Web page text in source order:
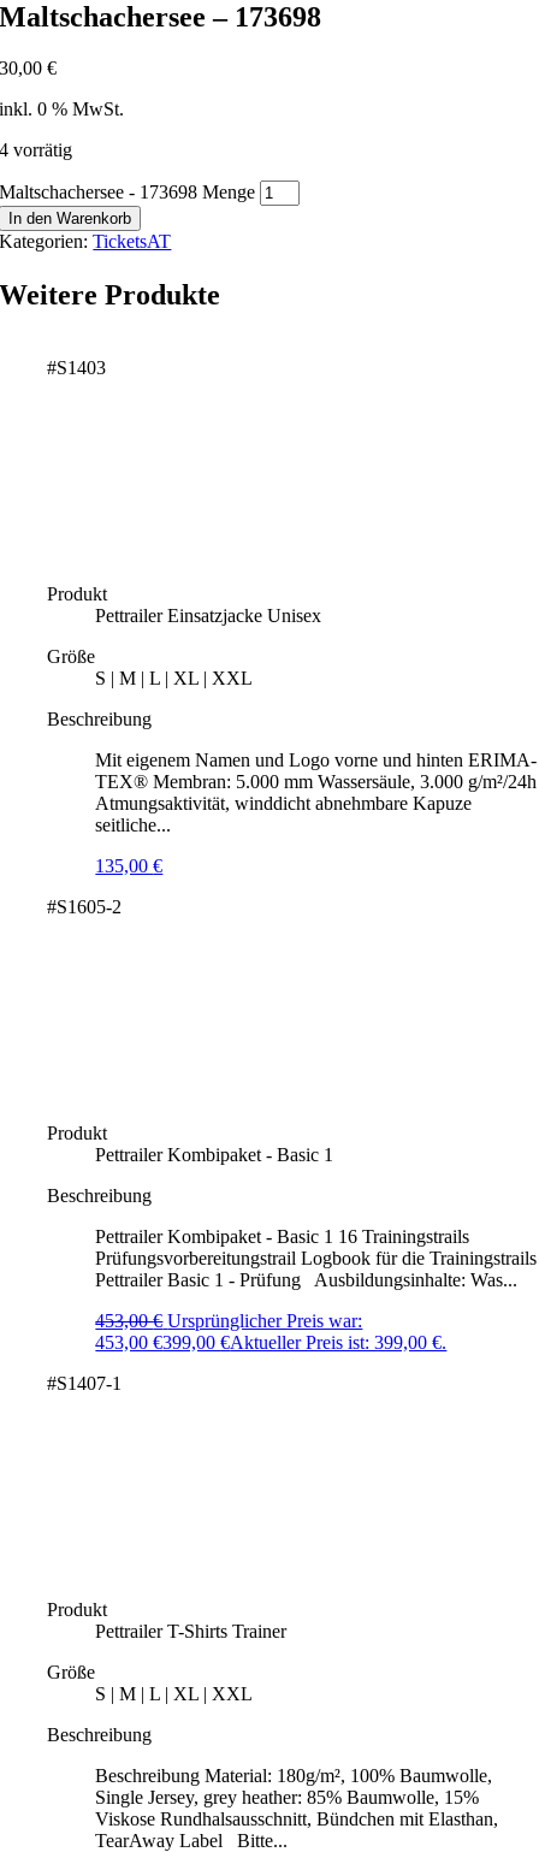
Maltschachersee – 173698
30,00€
inkl. 0 % MwSt.
4 vorrätig
Maltschachersee - 173698 Menge
In den Warenkorb
Kategorien:TicketsAT
Weitere Produkte
#S1403
Produkt
Pettrailer Einsatzjacke Unisex
Größe
S | M | L | XL | XXL
Beschreibung
Mit eigenem Namen und Logo vorne und hinten ERIMA-
TEX® Membran: 5.000 mm Wassersäule, 3.000 g/m²/24h
Atmungsaktivität, winddicht abnehmbare Kapuze
seitliche...
135,00€
#S1605-2
Produkt
Pettrailer Kombipaket - Basic 1
Beschreibung
Pettrailer Kombipaket - Basic 1 16 Trainingstrails
Prüfungsvorbereitungstrail Logbook für die Trainingstrails
Pettrailer Basic 1 - Prüfung Ausbildungsinhalte: Was...
453,00€ Ursprünglicher Preis war:
453,00 €399,00€Aktueller Preis ist: 399,00 €.
#S1407-1
Produkt
Pettrailer T-Shirts Trainer
Größe
S | M | L | XL | XXL
Beschreibung
Beschreibung Material: 180g/m², 100% Baumwolle,
Single Jersey, grey heather: 85% Baumwolle, 15%
Viskose Rundhalsausschnitt, Bündchen mit Elasthan,
TearAway Label Bitte...